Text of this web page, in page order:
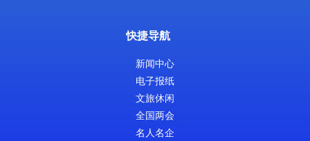
新闻中心
电子报纸
文旅休闲
全国两会
名人名企
快捷导航